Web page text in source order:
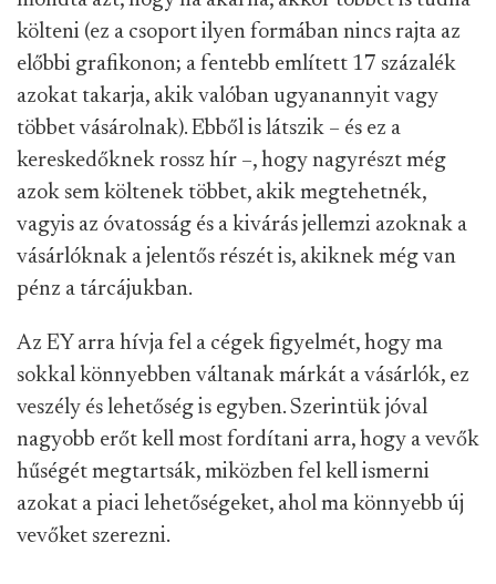
költeni (ez a csoport ilyen formában nincs rajta az
előbbi grafikonon; a fentebb említett 17 százalék
azokat takarja, akik valóban ugyanannyit vagy
többet vásárolnak). Ebből is látszik – és ez a
kereskedőknek rossz hír –, hogy nagyrészt még
azok sem költenek többet, akik megtehetnék,
vagyis az óvatosság és a kivárás jellemzi azoknak a
vásárlóknak a jelentős részét is, akiknek még van
pénz a tárcájukban.
Az EY arra hívja fel a cégek figyelmét, hogy ma
sokkal könnyebben váltanak márkát a vásárlók, ez
veszély és lehetőség is egyben. Szerintük jóval
nagyobb erőt kell most fordítani arra, hogy a vevők
hűségét megtartsák, miközben fel kell ismerni
azokat a piaci lehetőségeket, ahol ma könnyebb új
vevőket szerezni.